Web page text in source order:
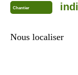
Chantier
Nous localiser